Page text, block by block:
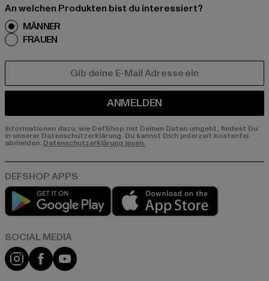
An welchen Produkten bist du interessiert?
MÄNNER
FRAUEN
ANMELDEN
Informationen dazu, wie DefShop mit Deinen Daten umgeht, findest Du
in unserer Datenschutzerklärung. Du kannst Dich jederzeit kostenfei
abmelden. Datenschutzerklärung lesen.
Play market
Instagram
FacebookYouTube